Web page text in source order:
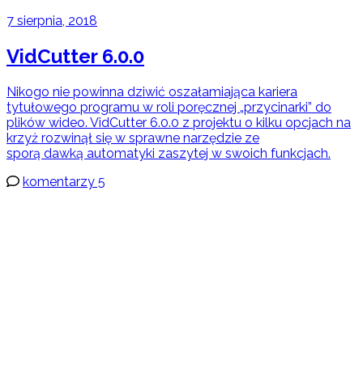
7 sierpnia, 2018
VidCutter 6.0.0
Nikogo nie powinna dziwić oszałamiająca kariera
tytułowego programu w roli poręcznej „przycinarki” do
plików wideo. VidCutter 6.0.0 z projektu o kilku opcjach na
krzyż rozwinął się w sprawne narzędzie ze
sporą dawką automatyki zaszytej w swoich funkcjach.
komentarzy 5